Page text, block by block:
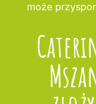
może